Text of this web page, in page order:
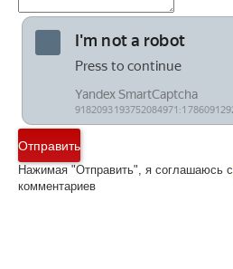
Отправить
Нажимая "Отправить", я соглашаюсь с
комментариев